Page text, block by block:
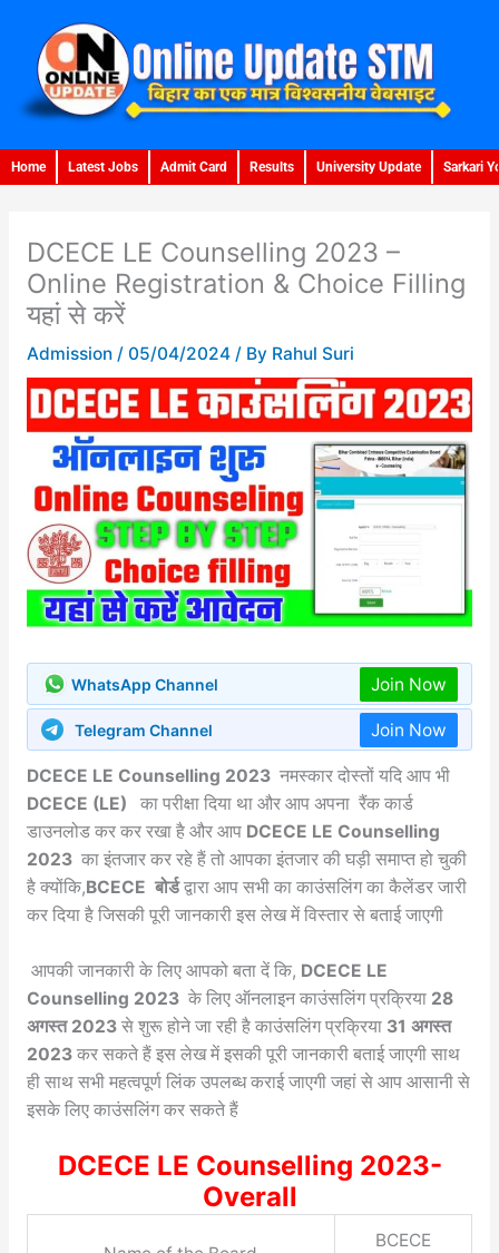
content
Home Latest Jobs Admit Card Results University Update Sarkari
DCECE LE Counselling 2023 –
Online Registration & Choice Filling
यहां से करें
Admission/ 05/04/2024 / By Rahul Suri
WhatsApp Channel Join Now
Telegram Channel Join Now
DCECE LE Counselling 2023 नमस्कार दोस्तों यदि आप भी
DCECE (LE) का परीक्षा दिया था और आप अपना रैंक कार्ड
डाउनलोड कर कर रखा है और आप DCECE LE Counselling
2023 का इंतजार कर रहे हैं तो आपका इंतजार की घड़ी समाप्त हो चुकी
है क्योंकि,BCECE बोर्डद्वारा आप सभी का काउंसलिंग का कैलेंडर जारी
कर दिया है जिसकी पूरी जानकारी इस लेख में विस्तार से बताई जाएगी
आपकी जानकारी के लिए आपको बता दें कि, DCECE LE
Counselling 2023 के लिए ऑनलाइन काउंसलिंग प्रक्रिया 28
अगस्त 2023से शुरू होने जा रही है काउंसलिंग प्रक्रिया 31 अगस्त
2023कर सकते हैं इस लेख में इसकी पूरी जानकारी बताई जाएगी साथ
ही साथ सभी महत्वपूर्ण लिंक उपलब्ध कराई जाएगी जहां से आप आसानी से
इसके लिए काउंसलिंग कर सकते हैं
DCECE LE Counselling 2023-
Overall
BCECE